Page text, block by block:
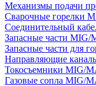
Механизмы подачи
Сварочные горелки
Соединительный
Запасные части MIG/
Запасные части для
Направляющие
Токосъемники MIG/
Газовые сопла MIG/